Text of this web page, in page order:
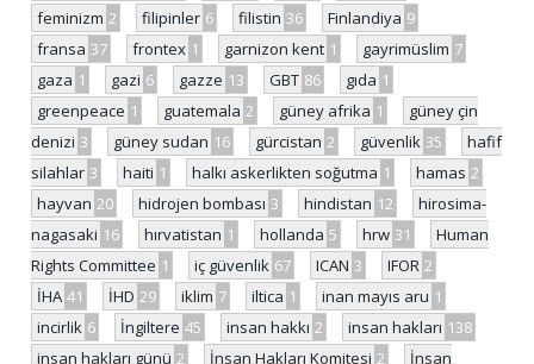
feminizm 2 filipinler 6 filistin 36 Finlandiya 9
fransa 37 frontex 1 garnizon kent 1 gayrimüslim 7
gaza 1 gazi 6 gazze 13 GBT 86 gıda 1
greenpeace 1 guatemala 2 güney afrika 1
güney çin
denizi 3 güney sudan 16 gürcistan 2 güvenlik 35
hafif
silahlar 3 haiti 1 halkı askerlikten soğutma 1 hamas 2
hayvan 20 hidrojen bombası 3 hindistan 12
hirosima-
nagasaki 16 hırvatistan 1 hollanda 5 hrw 31
Human
Rights Committee 1 iç güvenlik 67 ICAN 3 IFOR 2
İHA 41 İHD 29 iklim 7 iltica 1 inan mayıs aru 1
incirlik 6 İngiltere 45 insan hakkı 2 insan hakları 138
insan hakları günü 2 İnsan Hakları Komitesi 2
İnsan